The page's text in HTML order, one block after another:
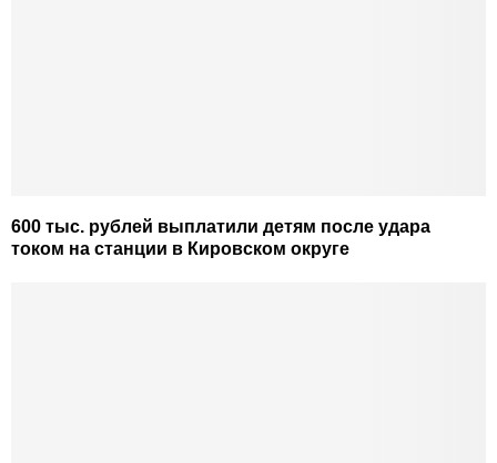
600 тыс. рублей выплатили детям после удара
током на станции в Кировском округе